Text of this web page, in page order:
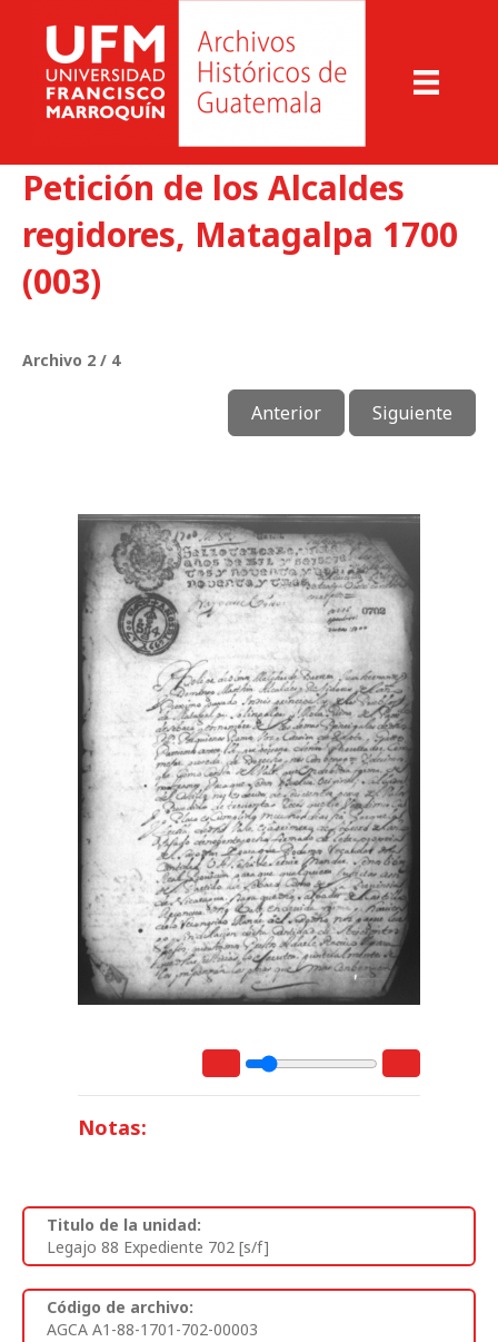
Petición de los Alcaldes
regidores, Matagalpa 1700
(003)
Archivo 2 / 4
Anterior Siguiente
Notas:
Titulo de la unidad:
Legajo 88 Expediente 702 [s/f]
Código de archivo:
AGCA A1-88-1701-702-00003